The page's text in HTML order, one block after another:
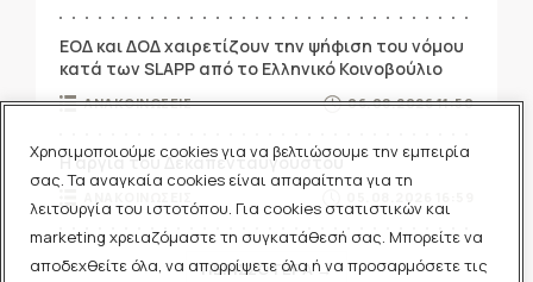
Χρησιμοποιούμε cookies για να βελτιώσουμε την εμπειρία
σας. Τα αναγκαία cookies είναι απαραίτητα για τη
λειτουργία του ιστοτόπου. Για cookies στατιστικών και
marketing χρειαζόμαστε τη συγκατάθεσή σας. Μπορείτε να
αποδεχθείτε όλα, να απορρίψετε όλα ή να προσαρμόσετε τις
ΕΟΔ και ΔΟΔ χαιρετίζουν την ψήφιση του νόμου
κατά των SLAPP από το Ελληνικό Κοινοβούλιο
ΑΝΑΚΟΙΝΩΣΕΙΣ 06.08.2026 11:50
Η αργία του Δεκαπενταύγουστου
ΠΕΡΙΣΣΟΤΕΡΑ →